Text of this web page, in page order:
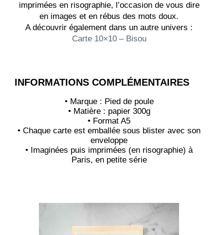
imprimées en risographie, l’occasion de vous dire
en images et en rébus des mots doux.
A découvrir également dans un autre univers :
Carte 10×10 – Bisou
INFORMATIONS COMPLÉMENTAIRES
• Marque : Pied de poule
• Matière : papier 300g
• Format A5
• Chaque carte est emballée sous blister avec son
enveloppe
• Imaginées puis imprimées (en risographie) à
Paris, en petite série